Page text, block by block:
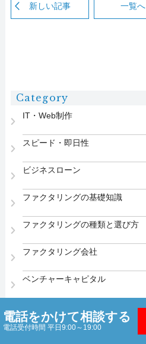
新しい記事 一覧へ
Category
IT・Web制作
スピード・即日性
ビジネスローン
ファクタリングの基礎知識
ファクタリングの種類と選び方
ファクタリング会社
ベンチャーキャピタル
医療・介護・福祉
電話をかけて相談する
電話受付時間 平日9:00～19:00